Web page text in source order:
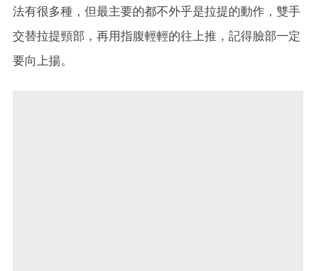
法有很多種，但最主要的都不外乎是拉提的動作，雙手
交替拉提頸部，再用指腹輕輕的往上推，記得臉部一定
要向上揚。